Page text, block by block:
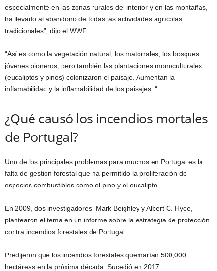
especialmente en las zonas rurales del interior y en las montañas,
ha llevado al abandono de todas las actividades agrícolas
tradicionales”, dijo el WWF.
“Así es como la vegetación natural, los matorrales, los bosques
jóvenes pioneros, pero también las plantaciones monoculturales
(eucaliptos y pinos) colonizaron el paisaje. Aumentan la
inflamabilidad y la inflamabilidad de los paisajes. “
¿Qué causó los incendios mortales
de Portugal?
Uno de los principales problemas para muchos en Portugal es la
falta de gestión forestal que ha permitido la proliferación de
especies combustibles como el pino y el eucalipto.
En 2009, dos investigadores, Mark Beighley y Albert C. Hyde,
plantearon el tema en un informe sobre la estrategia de protección
contra incendios forestales de Portugal.
Predijeron que los incendios forestales quemarían 500,000
hectáreas en la próxima década. Sucedió en 2017.